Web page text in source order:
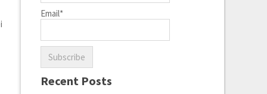
Email*
Recent Posts